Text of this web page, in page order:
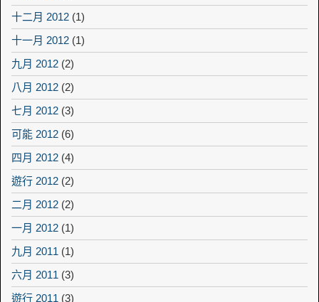
十二月 2012 (1)
十一月 2012 (1)
九月 2012 (2)
八月 2012 (2)
七月 2012 (3)
可能 2012 (6)
四月 2012 (4)
遊行 2012 (2)
二月 2012 (2)
一月 2012 (1)
九月 2011 (1)
六月 2011 (3)
遊行 2011 (3)